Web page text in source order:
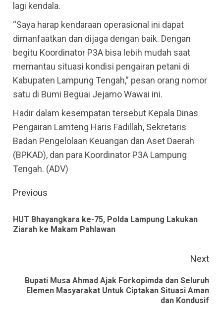
lagi kendala.
“Saya harap kendaraan operasional ini dapat
dimanfaatkan dan dijaga dengan baik. Dengan
begitu Koordinator P3A bisa lebih mudah saat
memantau situasi kondisi pengairan petani di
Kabupaten Lampung Tengah,” pesan orang nomor
satu di Bumi Beguai Jejamo Wawai ini.
Hadir dalam kesempatan tersebut Kepala Dinas
Pengairan Lamteng Haris Fadillah, Sekretaris
Badan Pengelolaan Keuangan dan Aset Daerah
(BPKAD), dan para Koordinator P3A Lampung
Tengah. (ADV)
Continue
Previous
HUT Bhayangkara ke-75, Polda Lampung Lakukan
Ziarah ke Makam Pahlawan
Next
Next
Bupati Musa Ahmad Ajak Forkopimda dan Seluruh
Elemen Masyarakat Untuk Ciptakan Situasi Aman
dan Kondusif